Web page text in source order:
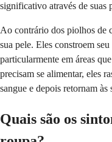
significativo através de suas
Ao contrário dos piolhos de
sua pele. Eles constroem
particularmente em áreas
precisam se alimentar, eles
sangue e depois retornam às
Quais são os